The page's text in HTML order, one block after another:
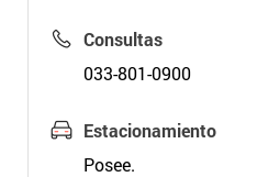
Consultas
033-801-0900
Estacionamiento
Posee.